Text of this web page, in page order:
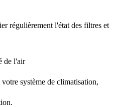
régulièrement l'état des filtres et
de l'air
système de climatisation,